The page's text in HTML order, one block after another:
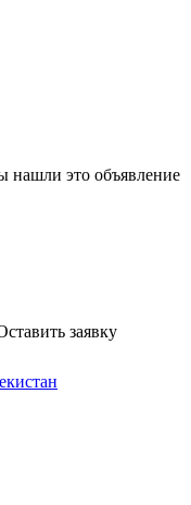
нашли это объявление
заявку